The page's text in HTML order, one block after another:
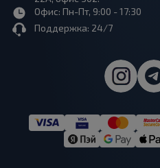
Офис: Пн-Пт, 9:00 - 17:30
Поддержка: 24/7